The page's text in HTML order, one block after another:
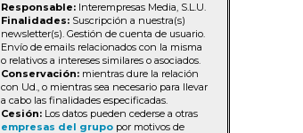
Responsable: Interempresas Media, S.L.U.
Finalidades: Suscripción a nuestra(s)
newsletter(s). Gestión de cuenta de usuario.
Envío de emails relacionados con la misma
o relativos a intereses similares o asociados.
Conservación: mientras dure la relación
con Ud., o mientras sea necesario para llevar
a cabo las finalidades especificadas.
Cesión: Los datos pueden cederse a otras
empresas del grupo por motivos de